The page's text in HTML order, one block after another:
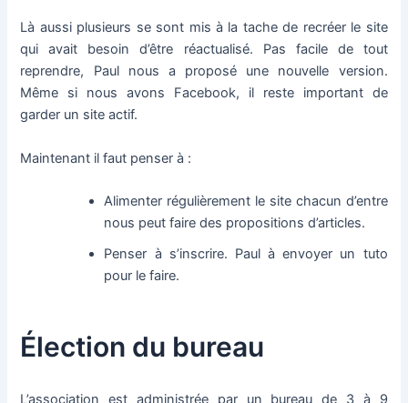
Là aussi plusieurs se sont mis à la tache de recréer le site
qui avait besoin d’être réactualisé. Pas facile de tout
reprendre, Paul nous a proposé une nouvelle version.
Même si nous avons Facebook, il reste important de
garder un site actif.
Maintenant il faut penser à :
Alimenter régulièrement le site chacun d’entre
nous peut faire des propositions d’articles.
Penser à s’inscrire. Paul à envoyer un tuto
pour le faire.
Élection du bureau
L’association est administrée par un bureau de 3 à 9